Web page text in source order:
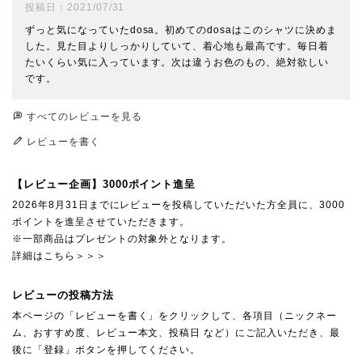
投稿日
2021/07/31
ずっと気になっていたdosa。初めてのdosaはこのシャツに決めま
した。見た目よりしっかりしていて、着心地も最高です。毎日着
たいくらい気に入っています。次は違うお色のもの、絶対欲しい
です。
すべてのレビューを見る
レビューを書く
【レビュー企画】3000ポイント進呈
2026年8月31日までにレビューを投稿していただいた方全員に、3000
ポイントを進呈させていただきます。
※一部商品はプレゼントの対象外となります。
詳細はこちら＞＞＞
レビューの投稿方法
本ページの「レビューを書く」をクリックして、各項目（ニックネー
ム、おすすめ度、レビュー本文、投稿日 など）にご記入いただき、最
後に「登録」ボタンを押してください。